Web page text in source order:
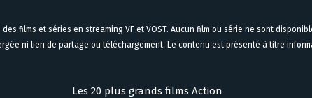
films et séries en streaming VF et VOST. Aucun film ou série ne sont
ni lien de partage ou téléchargement. Le contenu est présenté à titre
Les 20 plus grands films Action